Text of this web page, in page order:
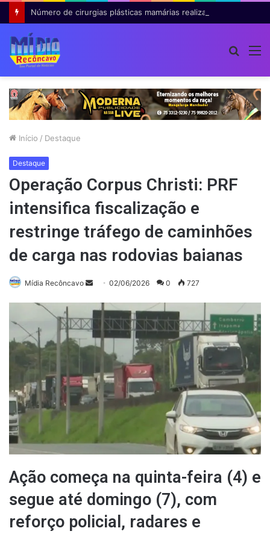
Início / Destaque
Destaque
Operação Corpus Christi: PRF
intensifica fiscalização e
restringe tráfego de caminhões
de carga nas rodovias baianas
Mídia Recôncavo
Mande
e-
02/06/2026 0 727
Ação começa na quinta-feira (4) e
segue até domingo (7), com
reforço policial, radares e